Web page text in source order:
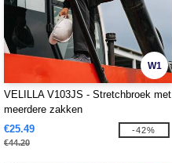
W1
VELILLA V103JS - Stretchbroek met
meerdere zakken
€25.49
€44.20
-42%